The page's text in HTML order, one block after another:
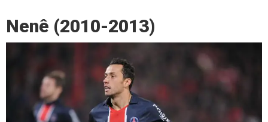
Nenê (2010-2013)